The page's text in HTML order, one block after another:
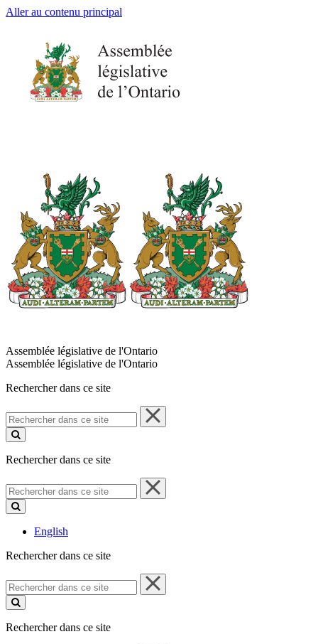
Aller au contenu principal
Assemblée législative de l'Ontario
Assemblée législative de l'Ontario
Rechercher dans ce site
Rechercher
dans
ce
Rechercher dans ce site
Rechercher
dans
ce
English
Rechercher dans ce site
Rechercher
dans
ce
Rechercher dans ce site